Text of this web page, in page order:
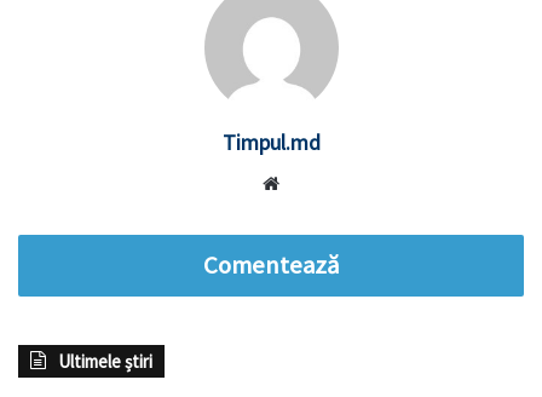
Timpul.md
Comentează
Ultimele știri